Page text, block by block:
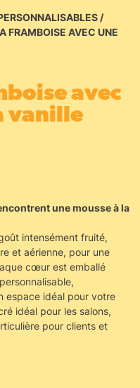
/
FRAMBOISE AVEC UNE
avec
vanille
une mousse à la
intensément fruité,
et aérienne, pour une
cœur est emballé
espace idéal pour votre
idéal pour les salons,
pour clients et